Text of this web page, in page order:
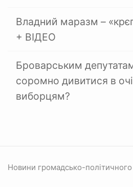
Владний маразм –
+ ВІДЕО
Броварським
соромно дивитися в очі
виборцям?
Новини громадсько-